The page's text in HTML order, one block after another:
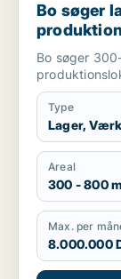
Bo søger
Bo søger
Type
Lager,
Areal
300 - 800
Max. per
8.000.000